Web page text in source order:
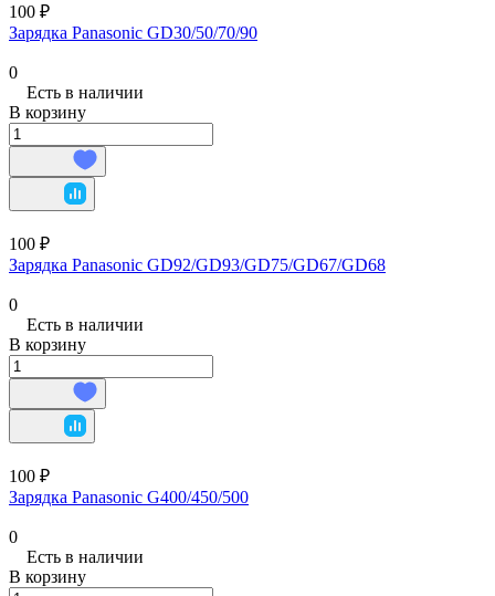
100 ₽
Зарядка Panasonic GD30/50/70/90
0
Есть в наличии
В корзину
100 ₽
Зарядка Panasonic GD92/GD93/GD75/GD67/GD68
0
Есть в наличии
В корзину
100 ₽
Зарядка Panasonic G400/450/500
0
Есть в наличии
В корзину